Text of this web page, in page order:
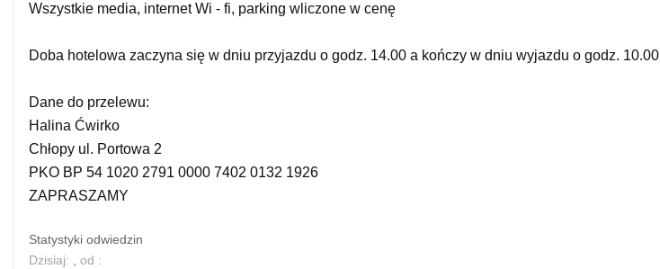
Wszystkie media, internet Wi - fi, parking wliczone w cenę
Doba hotelowa zaczyna się w dniu przyjazdu o godz. 14.00 a kończy w dniu wyjazdu o godz. 10.00
Dane do przelewu:
Halina Ćwirko
Chłopy ul. Portowa 2
PKO BP 54 1020 2791 0000 7402 0132 1926
ZAPRASZAMY
Statystyki odwiedzin
Dzisiaj:
od :